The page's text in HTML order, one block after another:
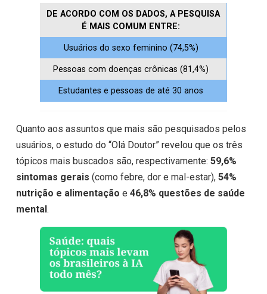
DE ACORDO COM OS DADOS, A PESQUISA
É MAIS COMUM ENTRE:
Usuários do sexo feminino (74,5%)
Pessoas com doenças crônicas (81,4%)
Estudantes e pessoas de até 30 anos
Quanto aos assuntos que mais são pesquisados pelos
usuários, o estudo do “Olá Doutor” revelou que os três
tópicos mais buscados são, respectivamente: 59,6%
sintomas gerais (como febre, dor e mal-estar), 54%
nutrição e alimentação e 46,8% questões de saúde
mental.